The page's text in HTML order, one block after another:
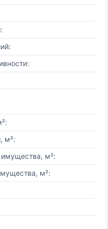
м²:
м²:
м²: